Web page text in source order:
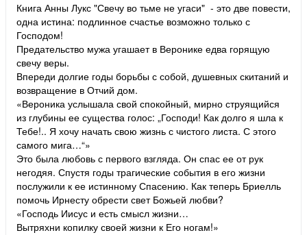
Книга Анны Лукс "Свечу во тьме не угаси" - это две повести,
одна истина: подлинное счастье возможно только с
Господом!
Предательство мужа угашает в Веронике едва горящую
свечу веры.
Впереди долгие годы борьбы с собой, душевных скитаний и
возвращение в Отчий дом.
«Вероника услышала свой спокойный, мирно струящийся
из глубины ее существа голос: „Господи! Как долго я шла к
Тебе!.. Я хочу начать свою жизнь с чистого листа. С этого
самого мига…“»
Это была любовь с первого взгляда. Он спас ее от рук
негодяя. Спустя годы трагические события в его жизни
послужили к ее истинному Спасению. Как теперь Бриелль
помочь Ирнесту обрести свет Божьей любви?
«Господь Иисус и есть смысл жизни…
Вытряхни копилку своей жизни к Его ногам!»